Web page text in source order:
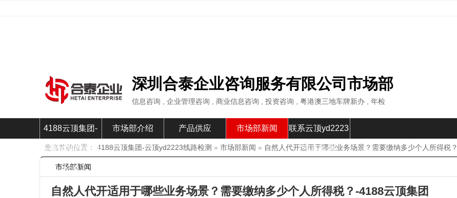
深圳合泰企业咨询服务有限公司市场部
信息咨询 , 企业管理咨询 , 商业信息咨询 , 投资咨询 , 粤港澳三地车牌新办 , 年检
4188云顶集团-
云顶yd2223线路
检测
市场部介绍 产品供应 市场部新闻 联系云顶yd2223
线路检测
您当前的位置： 4188云顶集团-云顶yd2223线路检测 » 市场部新闻 » 自然人代开适用于哪些业务场景？需要缴纳多少个人所得税？
市场部新闻
自然人代开适用于哪些业务场景？需要缴纳多少个人所得税？-4188云顶集团